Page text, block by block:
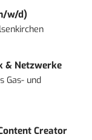
w/d)
& Netzwerke
Gas- und
Creator